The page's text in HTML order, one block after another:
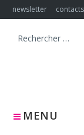
Skip
to
newsletter contacts
MENU
Search